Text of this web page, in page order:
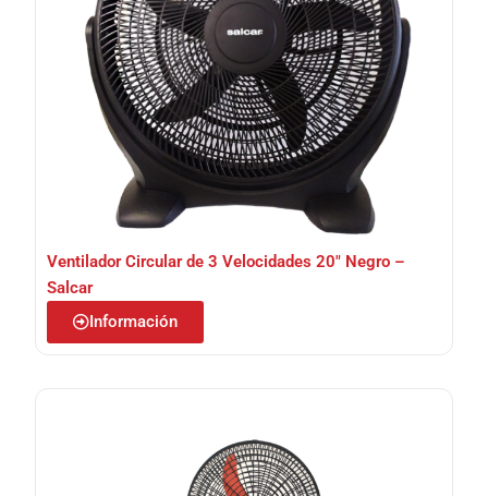
Ventilador Circular de 3 Velocidades 20″ Negro –
Salcar
Información